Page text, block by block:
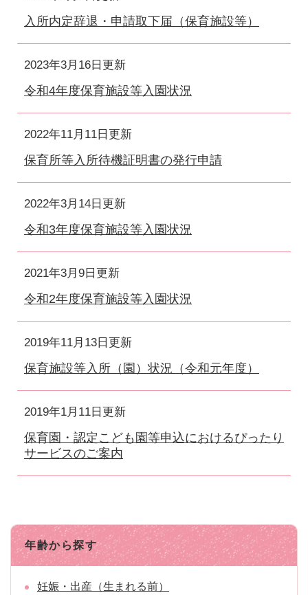
入所内定辞退・申請取下届（保育施設等）
2023年3月16日更新
令和4年度保育施設等入園状況
2022年11月11日更新
保育所等入所待機証明書の発行申請
2022年3月14日更新
令和3年度保育施設等入園状況
2021年3月9日更新
令和2年度保育施設等入園状況
2019年11月13日更新
保育施設等入所（園）状況（令和元年度）
2019年1月11日更新
保育園・認定こども園等申込におけるぴったり
サービスのご案内
年齢から探す
妊娠・出産（生まれる前）